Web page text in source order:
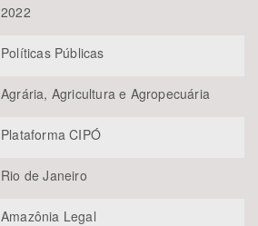
2022
Políticas Públicas
Agrária, Agricultura e Agropecuária
Plataforma CIPÓ
Rio de Janeiro
Amazônia Legal